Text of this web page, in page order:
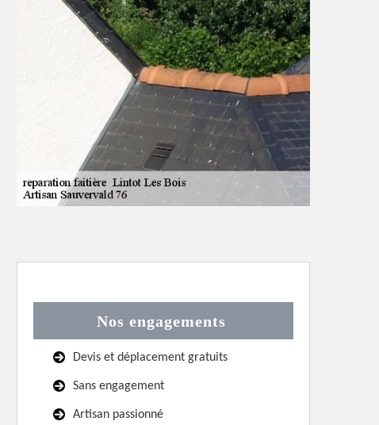
Nos engagements
Devis et déplacement gratuits
Sans engagement
Artisan passionné